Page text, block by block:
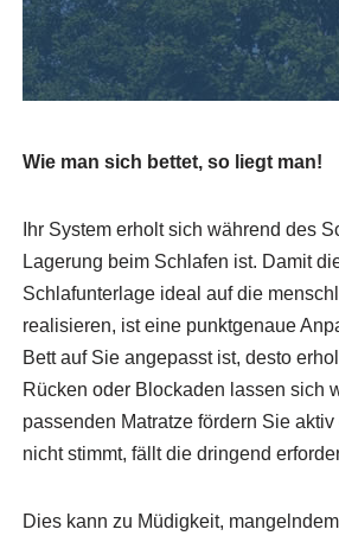
Wie man sich bettet, so liegt man!
Ihr System erholt sich während des
Lagerung beim Schlafen ist. Damit
Schlafunterlage ideal auf die
realisieren, ist eine punktgenaue
Bett auf Sie angepasst ist, desto
Rücken oder Blockaden lassen sich
passenden Matratze fördern Sie
nicht stimmt, fällt die dringend
Dies kann zu Müdigkeit,